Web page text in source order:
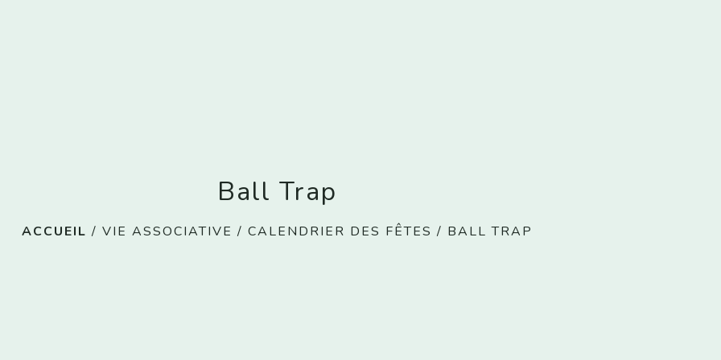
Ball Trap
ACCUEIL /VIE ASSOCIATIVE /CALENDRIER DES FÊTES / BALL TRAP